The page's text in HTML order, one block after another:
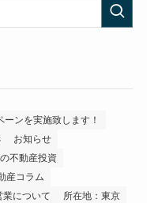
ンを実施致します！
お知らせ
不動産投資
産コラム
業について
所在地：東京